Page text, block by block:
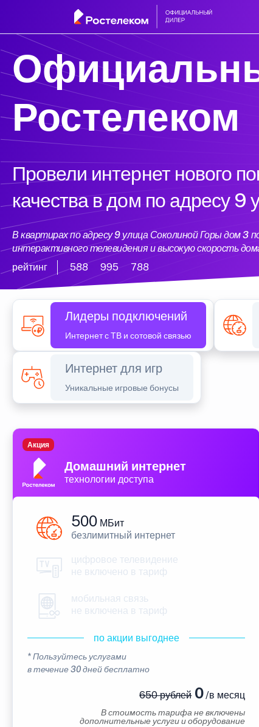
Ростелеком
Провели интернет нового
качества в дом по адресу
В квартирах по адресу 9 улица Соколиной Горы дом
интерактивного телевидения и высокую скорость
рейтинг
588 995 788
Лидеры подключений
Интернет с ТВ и сотовой связью
Интернет для игр
Уникальные игровые бонусы
Домашний интернет
технологии доступа
Акция
500 МБит
безлимитный интернет
цифровое телевидение
не включено в тариф
мобильная связь
не включена в тариф
по акции выгоднее
* Пользуйтесь услугами
в течение 30 дней бесплатно
650 рублей0/в месяц
В стоимость тарифа не включены
дополнительные услуги и оборудование